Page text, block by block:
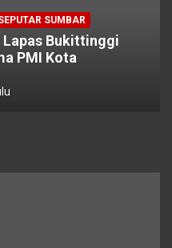
SUMBAR
Bukittinggi
PMI Kota